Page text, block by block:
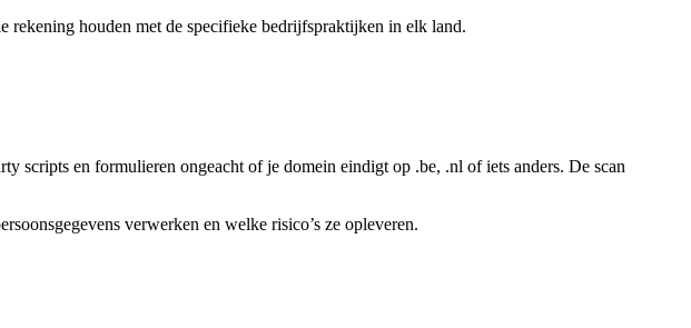
rekening houden met de specifieke bedrijfspraktijken in elk land.
scripts en formulieren ongeacht of je domein eindigt op .be, .nl of iets anders. De scan
verwerken en welke risico’s ze opleveren.